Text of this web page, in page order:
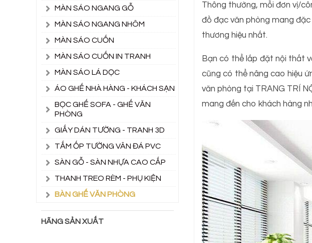
Thông thường, mỗi đơn vị/
đồ đạc văn phòng mang
thương hiệu nhất.
Bạn có thể lắp đặt nội thất
cũng có thể nâng cao hiệu
văn phòng tại TRANG TRÍ
mang đến cho khách hàng
MÀN SÁO NGANG GỖ
MÀN SÁO NGANG NHÔM
MÀN SÁO CUỐN
MÀN SÁO CUỐN IN TRANH
MÀN SÁO LÁ DỌC
ÁO GHẾ NHÀ HÀNG - KHÁCH SẠN
BỌC GHẾ SOFA - GHẾ VĂN
PHÒNG
GIẤY DÁN TƯỜNG - TRANH 3D
TẤM ỐP TƯỜNG VÂN ĐÁ PVC
SÀN GỖ - SÀN NHỰA CAO CẤP
THANH TREO RÈM - PHỤ KIỆN
BÀN GHẾ VĂN PHÒNG
HÃNG SẢN XUẤT